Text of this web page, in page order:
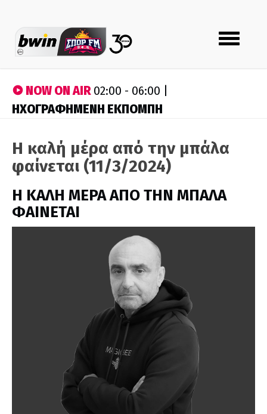
Toggle
navigation
NOW ON AIR02:00 - 06:00 |
ΗΧΟΓΡΑΦΗΜΕΝΗ ΕΚΠΟΜΠΗ
Η καλή μέρα από την μπάλα
φαίνεται (11/3/2024)
H ΚΑΛΗ ΜΕΡΑ ΑΠΟ ΤΗΝ ΜΠΑΛΑ
ΦΑΙΝΕΤΑΙ